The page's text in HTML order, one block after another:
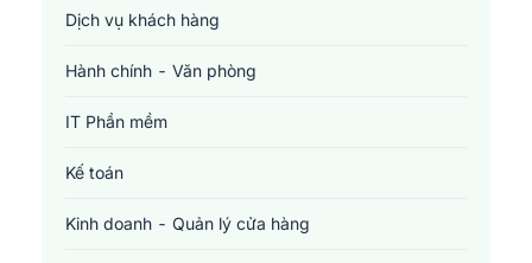
Dịch vụ khách hàng
Hành chính - Văn phòng
IT Phần mềm
Kế toán
Kinh doanh - Quản lý cửa hàng